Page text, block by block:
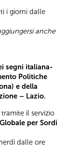
i giorni dalle
anche
segni italiana-
Politiche
e della
– Lazio.
il servizio
per Sordi
dalle ore